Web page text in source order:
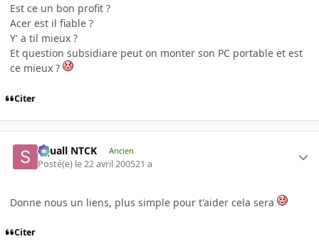
Est ce un bon profit ?
Acer est il fiable ?
Y' a til mieux ?
Et question subsidiare peut on monter son PC portable et est
ce mieux ?
Citer
Squall NTCK Ancien
Posté(e) le 22 avril 200521 a
Donne nous un liens, plus simple pour t'aider cela sera
Citer